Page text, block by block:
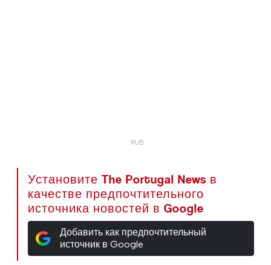
Установите The Portugal News в
качестве предпочтительного
источника новостей в Google
Добавить как предпочтительный
источник в Google